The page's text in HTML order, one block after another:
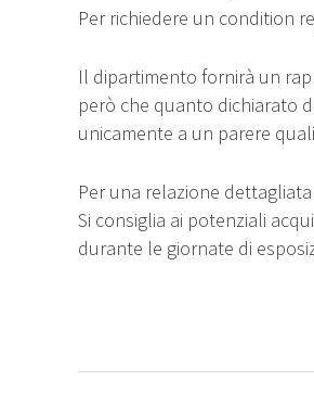
Per richiedere un condition
Il dipartimento fornirà un
però che quanto dichiarato
unicamente a un parere
Per una relazione
Si consiglia ai potenziali
durante le giornate di